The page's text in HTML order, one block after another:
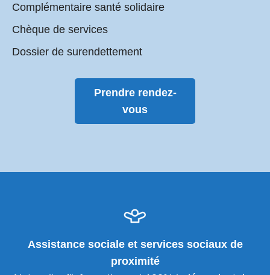
Complémentaire santé solidaire
Chèque de services
Dossier de surendettement
Prendre rendez-
vous
Assistance sociale et services sociaux de
proximité